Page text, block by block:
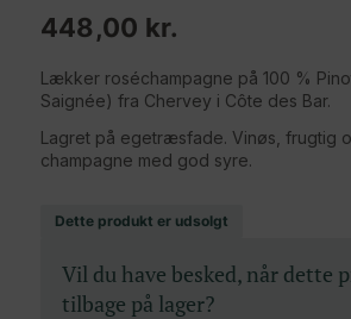
448,00 kr.
Lækker roséchampagne på 100 %
Saignée) fra Chervey i Côte des Bar.
Lagret på egetræsfade. Vinøs, frugtig
champagne med god syre.
Dette produkt er udsolgt
Vil du have besked, når dette
tilbage på lager?